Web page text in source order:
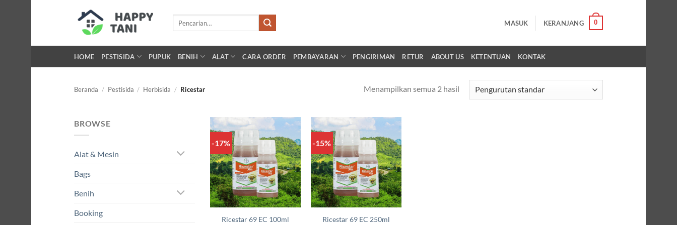
MASUK KERANJANG 0
HOME PESTISIDA PUPUK BENIH ALAT CARA ORDER PEMBAYARAN PENGIRIMAN RETUR ABOUT US KETENTUAN KONTAK
Beranda / Pestisida / Herbisida / Ricestar Menampilkan semua 2 hasil
BROWSE
Alat & Mesin
Bags
Benih
Booking
-17%
Add to
wishlist
Ricestar 69 EC 100ml
-15%
Add to
wishlist
Ricestar 69 EC 250ml